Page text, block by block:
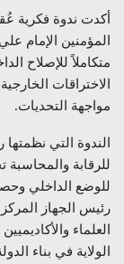
أكدت ندوة فكرية
المؤمنين الإمام
متكاملاً للإصلاح
الاختراقات
مواجهة التحديات.
الندوة التي
للرقابة والمحاسبة
للوضع الداخلي
رئيس الجهاز
العلماء
الولاية في بناء